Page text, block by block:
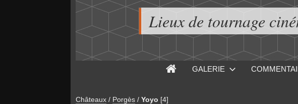
Lieux de tournage
GALERIE
Châteaux / Porgès / Yoyo [4]